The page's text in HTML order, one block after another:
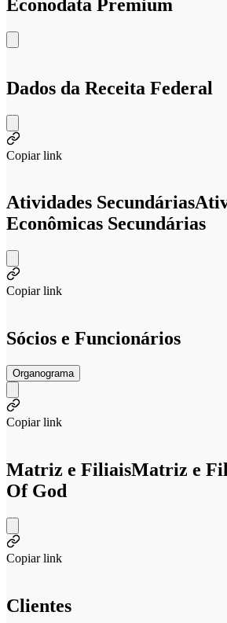
Econodata Premium
Dados da Receita Federal
Copiar link
Atividades Secundárias
Econômicas Secundárias
Copiar link
Sócios e Funcionários
Organograma
Copiar link
Matriz e FiliaisMatriz e
Of God
Copiar link
Clientes